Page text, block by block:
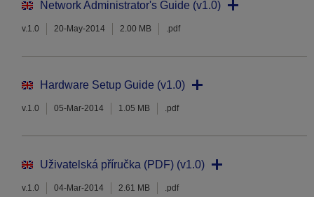
Network Administrator's Guide (v1.0)
v.1.0 20-May-2014 2.00 MB .pdf
Hardware Setup Guide (v1.0)
v.1.0 05-Mar-2014 1.05 MB .pdf
Uživatelská příručka (PDF) (v1.0)
v.1.0 04-Mar-2014 2.61 MB .pdf